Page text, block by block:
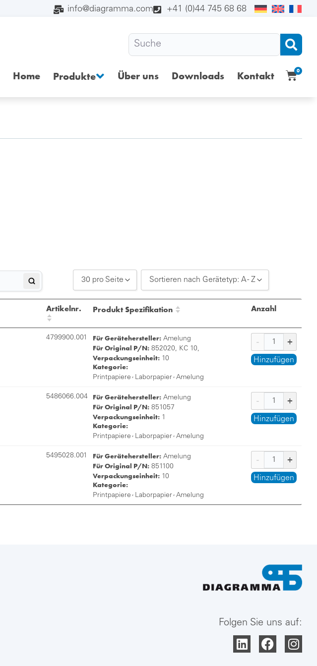
info@diagramma.com +41 (0)44 745 68 68
Home Produkte Über uns Downloads Kontakt 0
30 pro Seite
20 pro Seite
50 pro Seite
Sortieren nach Gerätetyp: A - Z
Sortieren nach Gerätetyp: A - Z
Artikelnr. Produkt Spezifikation Anzahl
4799900.001 Für Gerätehersteller: Amelung
Für Original P/N: 852020, KC 10,
Verpackungseinheit: 10
Kategorie:
Printpapiere , Laborpapier , Amelung
Hinzufügen
5486066.004 Für Gerätehersteller: Amelung
Für Original P/N: 851057
Verpackungseinheit: 1
Kategorie:
Printpapiere , Laborpapier , Amelung
Hinzufügen
5495028.001 Für Gerätehersteller: Amelung
Für Original P/N: 851100
Verpackungseinheit: 10
Kategorie:
Printpapiere , Laborpapier , Amelung
Hinzufügen
Folgen Sie uns auf: